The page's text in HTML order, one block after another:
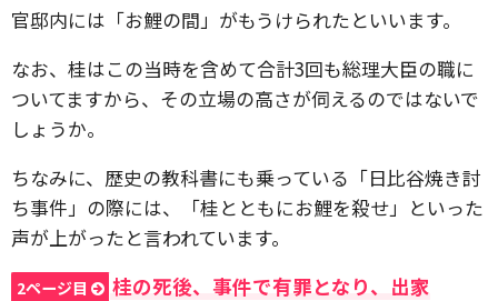
官邸内には「お鯉の間」がもうけられたといいます。
なお、桂はこの当時を含めて合計3回も総理大臣の職に
ついてますから、その立場の高さが伺えるのではないで
しょうか。
ちなみに、歴史の教科書にも乗っている「日比谷焼き討
ち事件」の際には、「桂とともにお鯉を殺せ」といった
声が上がったと言われています。
2ページ目 桂の死後、事件で有罪となり、出家